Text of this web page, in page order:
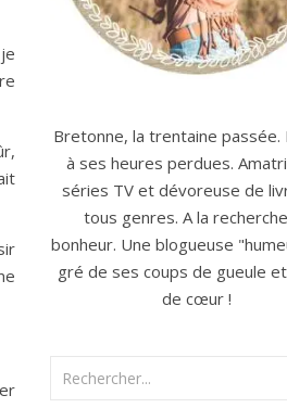
Bretonne, la trentaine passée.
à ses heures perdues.
séries TV et dévoreuse de
tous genres. A la
bonheur. Une blogueuse
gré de ses coups de gueule
de cœur !